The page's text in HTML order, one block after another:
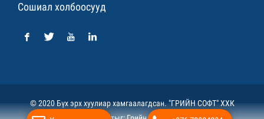
Сошиал холбоосууд
© 2020 Бүх эрх хуулиар хамгаалагдсан. "ГРИЙН СОФТ" ХХК